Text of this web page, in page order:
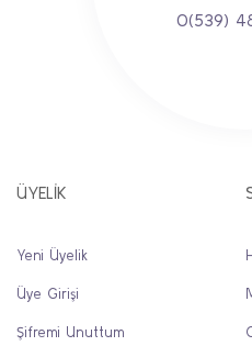
0(539)
ÜYELİK
Yeni Üyelik
Üye Girişi
Şifremi Unuttum